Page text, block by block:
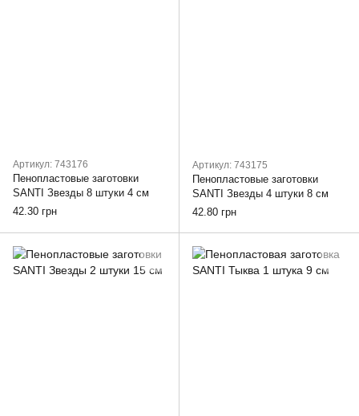
Артикул: 743176
Пенопластовые заготовки
SANTI Звезды 8 штуки 4 см
42.30 грн
Артикул: 743175
Пенопластовые заготовки
SANTI Звезды 4 штуки 8 см
42.80 грн